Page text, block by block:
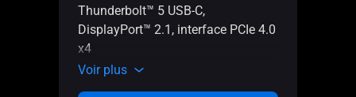
Thunderbolt™ 5 USB-C,
DisplayPort™ 2.1, interface PCIe 4.0
x4
Voir plus